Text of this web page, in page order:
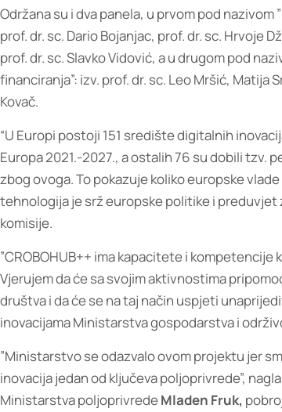
Održana su i dva panela, u prvom pod
prof. dr. sc. Dario Bojanjac, prof. dr. sc. Hrvoje
prof. dr. sc. Slavko Vidović, a u drugom pod
financiranja”: izv. prof. dr. sc. Leo Mršić, Matija
Kovač.
“U Europi postoji 151 središte digitalnih
Europa 2021.-2027., a ostalih 76 su dobili tzv.
zbog ovoga. To pokazuje koliko europske
tehnologija je srž europske politike i preduvjet
komisije.
”CROBOHUB++ ima kapacitete i
Vjerujem da će sa svojim aktivnostima
društva i da će se na taj način uspjeti
inovacijama Ministarstva gospodarstva i
”Ministarstvo se odazvalo ovom projektu jer
inovacija jedan od ključeva poljoprivrede”,
Ministarstva poljoprivredeMladen Fruk,